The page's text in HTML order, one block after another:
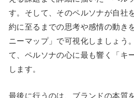
す。そして、そのペルソナが自社
約に至るまでの思考や感情の動き
ニーマップ」で可視化しましょう
て、ペルソナの心に最も響く「キ
します。
最後に行うのは、ブランドの本質